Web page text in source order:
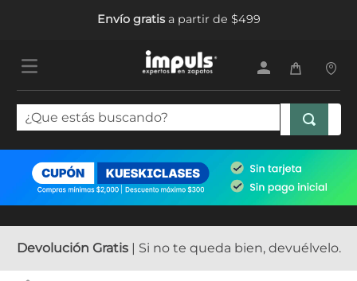
Envío gratisa partir de $499
¿Que estás buscando?
Devolución Gratis| Si no te queda bien, devuélvelo.
TÉRMINOS MÁS BUSCADOS
.
tenis mujer
tenis hombre